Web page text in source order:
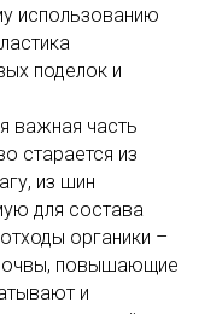
использованию
поделок и
важная часть
старается из
из шин
для состава
органики –
повышающие
и